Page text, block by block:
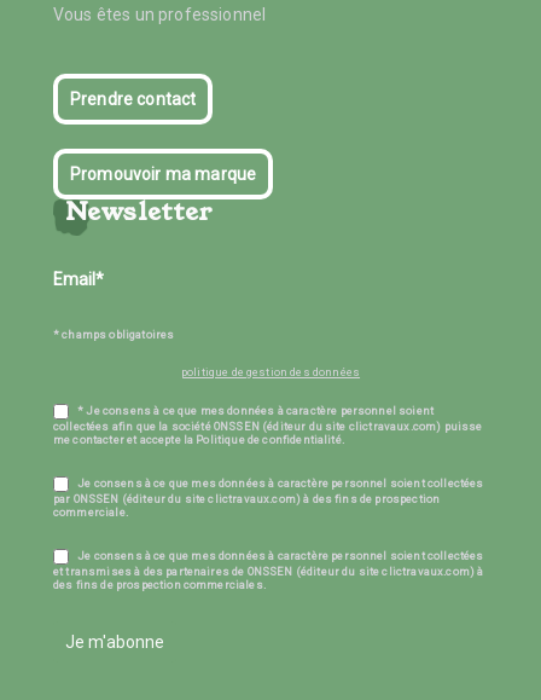
Vous êtes un professionnel
Prendre contact
Promouvoir ma marque
Newsletter
* champs obligatoires
politique de gestion des données
* Je consens à ce que mes données à caractère personnel soient
collectées afin que la société ONSSEN (éditeur du site clictravaux.com) puisse
me contacter et accepte la Politique de confidentialité.
Je consens à ce que mes données à caractère personnel soient collectées
par ONSSEN (éditeur du site clictravaux.com) à des fins de prospection
commerciale.
Je consens à ce que mes données à caractère personnel soient collectées
et transmises à des partenaires de ONSSEN (éditeur du site clictravaux.com) à
des fins de prospection commerciales.
Je m'abonne